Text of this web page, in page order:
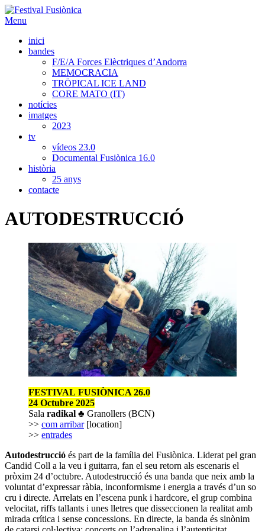
Menu
inici
bandes
F/E/A Forces Elèctriques d’Andorra
MEMOCRACIA
TRÖPICAL ICE LAND
CORE MATO (IT)
notícies
imatges
2023
tv
vídeos 23.0
Documental Fusiònica 16.0
història
25 anys
contacte
AUTODESTRUCCIÓ
FESTIVAL FUSIÒNICA 26.0
24 Octubre 2025
Sala radikal ♣ Granollers (BCN)
>> com arribar[location]
>> entrades
Autodestrucció és part de la família del Fusiònica. Liderat pel gran
Candid Coll a la veu i guitarra, fan el seu retorn als escenaris el
pròxim 24 d’octubre. Autodestrucció és una banda que neix amb la
voluntat d’expressar ràbia, inconformisme i energia a través d’un so
cru i directe. Arrelats en l’escena punk i hardcore, el grup combina
velocitat, riffs tallants i unes lletres que disseccionen la realitat amb
mirada crítica i sense concessions. En directe, la banda és sinònim